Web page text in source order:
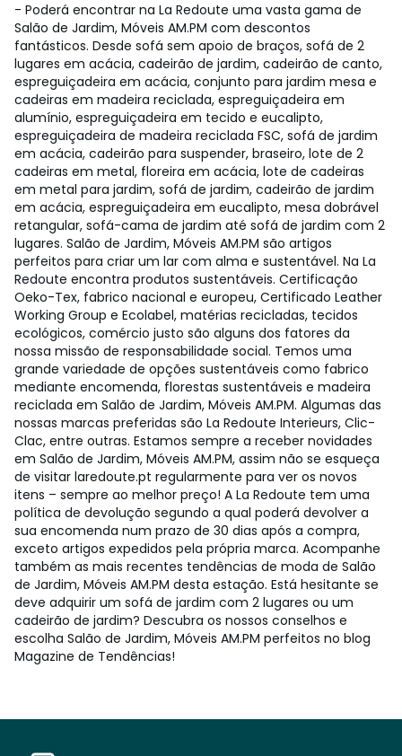
- Poderá encontrar na La Redoute uma vasta gama de
Salão de Jardim, Móveis AM.PM com descontos
fantásticos. Desde sofá sem apoio de braços, sofá de 2
lugares em acácia, cadeirão de jardim, cadeirão de canto,
espreguiçadeira em acácia, conjunto para jardim mesa e
cadeiras em madeira reciclada, espreguiçadeira em
alumínio, espreguiçadeira em tecido e eucalipto,
espreguiçadeira de madeira reciclada FSC, sofá de jardim
em acácia, cadeirão para suspender, braseiro, lote de 2
cadeiras em metal, floreira em acácia, lote de cadeiras
em metal para jardim, sofá de jardim, cadeirão de jardim
em acácia, espreguiçadeira em eucalipto, mesa dobrável
retangular, sofá-cama de jardim até sofá de jardim com 2
lugares. Salão de Jardim, Móveis AM.PM são artigos
perfeitos para criar um lar com alma e sustentável. Na La
Redoute encontra produtos sustentáveis. Certificação
Oeko-Tex, fabrico nacional e europeu, Certificado Leather
Working Group e Ecolabel, matérias recicladas, tecidos
ecológicos, comércio justo são alguns dos fatores da
nossa missão de responsabilidade social. Temos uma
grande variedade de opções sustentáveis como fabrico
mediante encomenda, florestas sustentáveis e madeira
reciclada em Salão de Jardim, Móveis AM.PM. Algumas das
nossas marcas preferidas são La Redoute Interieurs, Clic-
Clac, entre outras. Estamos sempre a receber novidades
em Salão de Jardim, Móveis AM.PM, assim não se esqueça
de visitar laredoute.pt regularmente para ver os novos
itens – sempre ao melhor preço! A La Redoute tem uma
política de devolução segundo a qual poderá devolver a
sua encomenda num prazo de 30 dias após a compra,
exceto artigos expedidos pela própria marca. Acompanhe
também as mais recentes tendências de moda de Salão
de Jardim, Móveis AM.PM desta estação. Está hesitante se
deve adquirir um sofá de jardim com 2 lugares ou um
cadeirão de jardim? Descubra os nossos conselhos e
escolha Salão de Jardim, Móveis AM.PM perfeitos no blog
Magazine de Tendências!